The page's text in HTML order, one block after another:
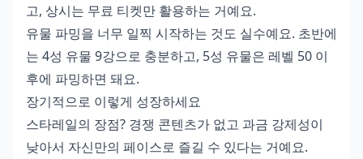
고, 상시는 무료 티켓만 활용하는 거예요.
유물 파밍을 너무 일찍 시작하는 것도 실수예요. 초반에
는 4성 유물 9강으로 충분하고, 5성 유물은 레벨 50 이
후에 파밍하면 돼요.
장기적으로 이렇게 성장하세요
스타레일의 장점? 경쟁 콘텐츠가 없고 과금 강제성이
낮아서 자신만의 페이스로 즐길 수 있다는 거예요.